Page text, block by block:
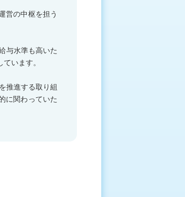
営の中枢を担う
与水準も高いた
います。
推進する取り組
に関わっていた